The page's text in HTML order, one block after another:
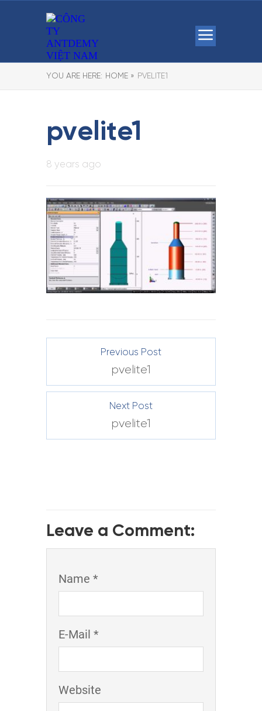
YOU ARE HERE: HOME » PVELITE1
pvelite1
8 years ago
Previous Post
pvelite1
Next Post
pvelite1
Leave a Comment:
Name *
E-Mail *
Website